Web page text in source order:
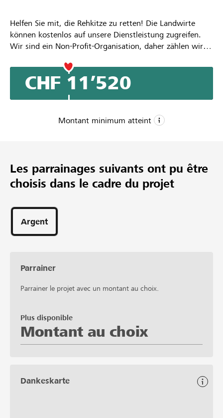
Helfen Sie mit, die Rehkitze zu retten! Die Landwirte
können kostenlos auf unsere Dienstleistung zugreifen.
Wir sind ein Non-Profit-Organisation, daher zählen wir
CHF 11’520
Montant minimum atteint
CHF 8’500
Montant désiré
Parrainages
Les parrainages suivants ont pu être
choisis dans le cadre du projet
Argent
Parrainer
Parrainer le projet avec un montant au choix.
Montant au choix
Plus disponible
Dankeskarte